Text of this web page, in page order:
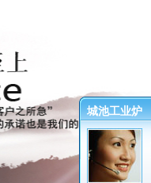
城池工业炉